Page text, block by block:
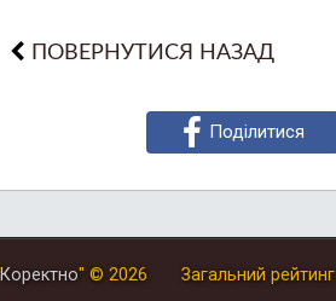
ПОВЕРНУТИСЯ НАЗАД
Поділитися
Коректно" © 2026 Загальний рейтинг